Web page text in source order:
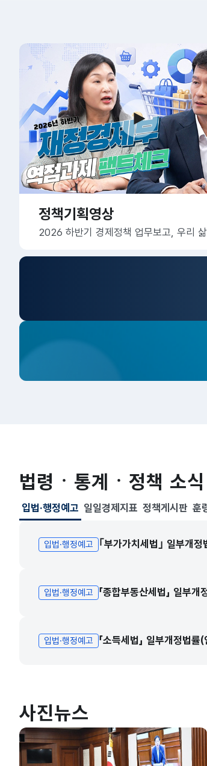
정책기획영상
법령ㆍ통계ㆍ정책 소식
입법·행정예고
선택됨
입법·행정예고
입법·행정예고 ｢부가가치세법｣ 일부개정
입법·행정예고 「종합부동산세법」 일부
입법·행정예고 「소득세법」 일부개정법률
일일경제지표 정책게시판 훈
사진뉴스